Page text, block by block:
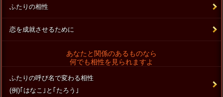
ふたりの相性
恋を成就させるために
あなたと関係のあるものなら
何でも相性を見られますよ
ふたりの呼び名で変わる相性
(例)｢はなこ｣と｢たろう｣